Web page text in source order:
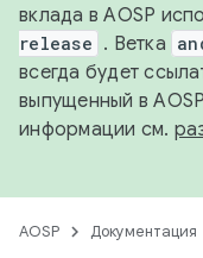
вклада в AOSP
release . Ветка
всегда будет
выпущенный в
информации см.
AOSP Документация